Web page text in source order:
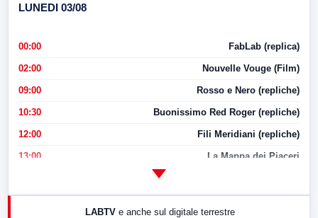
LUNEDI 03/08
00:00 FabLab (replica)
02:00 Nouvelle Vouge (Film)
09:00 Rosso e Nero (repliche)
10:30 Buonissimo Red Roger (repliche)
12:00 Fili Meridiani (repliche)
13:00 La Mappa dei Piaceri
17:00 LabNews (replica)
LABTV e anche sul digitale terrestre